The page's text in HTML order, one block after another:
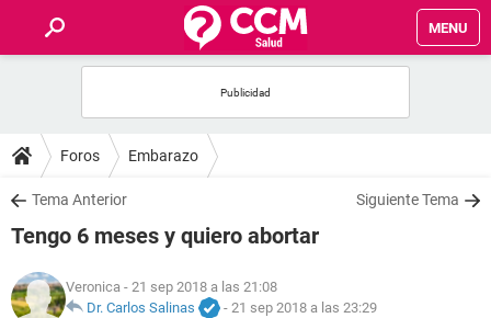
MENU
FOROS
SALUD
FAMILIA
NUTRICIÓN
Foros Embarazo
Tema Anterior Siguiente Tema
Tengo 6 meses y quiero abortar
Veronica - 21 sep 2018 a las 21:08
Dr. Carlos Salinas
- 21 sep 2018 a las 23:29